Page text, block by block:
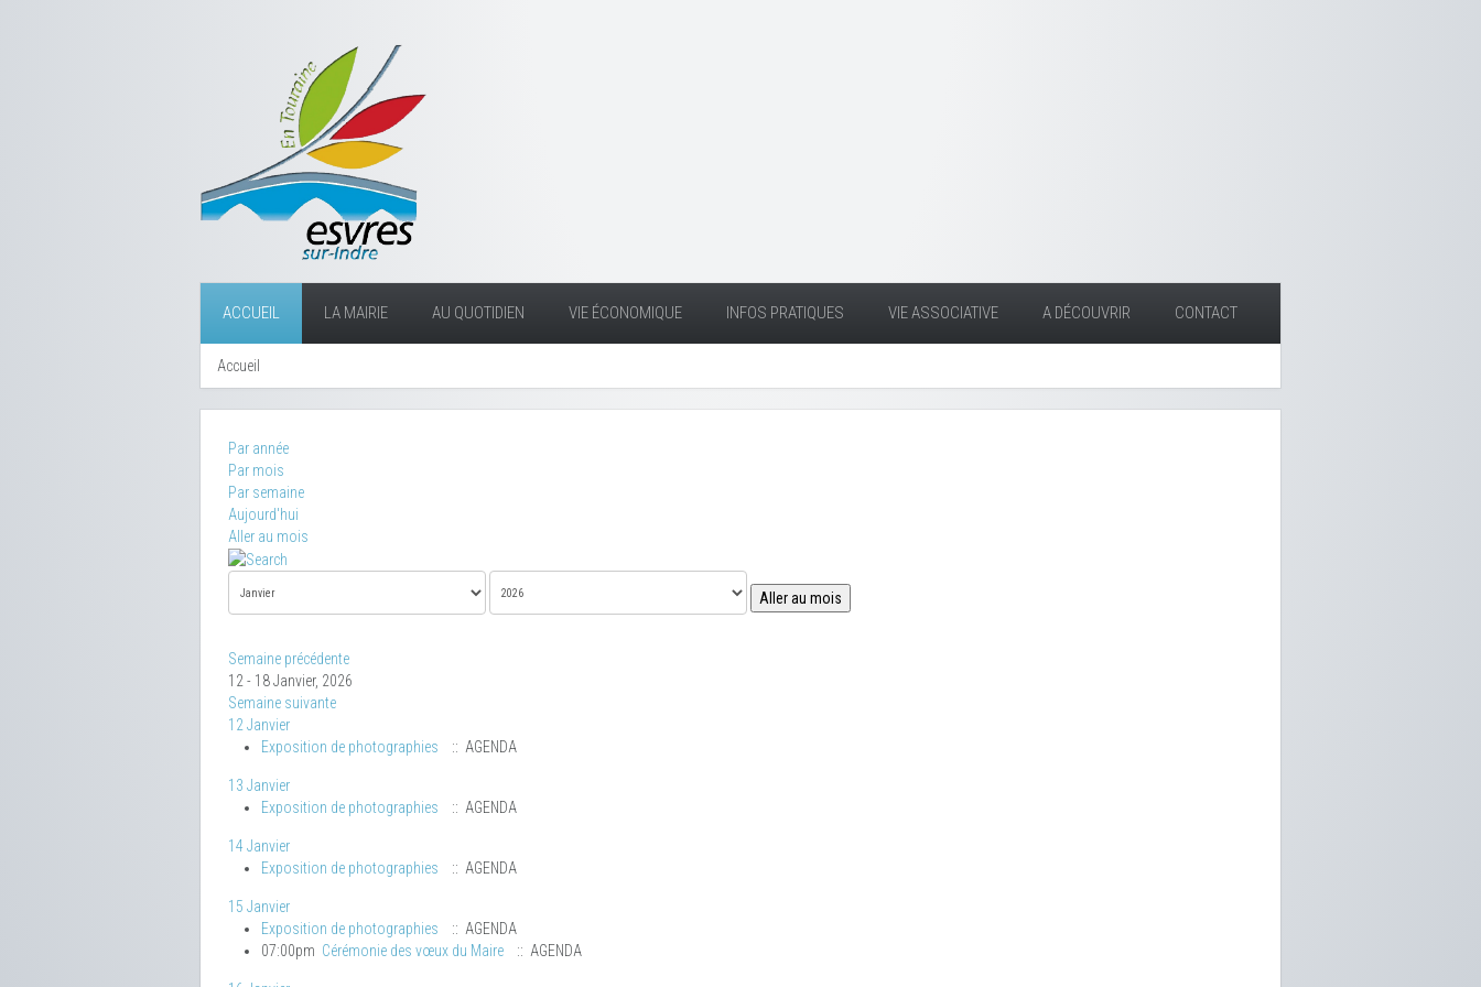
ACCUEIL LA MAIRIE AU QUOTIDIEN VIE ÉCONOMIQUE INFOS PRATIQUES VIE ASSOCIATIVE A DÉCOUVRIR CONTACT
Accueil
Par année
Par mois
Par semaine
Aujourd'hui
Aller au mois
Aller au mois
Semaine précédente
12 - 18 Janvier, 2026
Semaine suivante
12 Janvier
Exposition de photographies
:: AGENDA
13 Janvier
Exposition de photographies
:: AGENDA
14 Janvier
Exposition de photographies
:: AGENDA
15 Janvier
Exposition de photographies
:: AGENDA
07:00pm Cérémonie des vœux du Maire :: AGENDA